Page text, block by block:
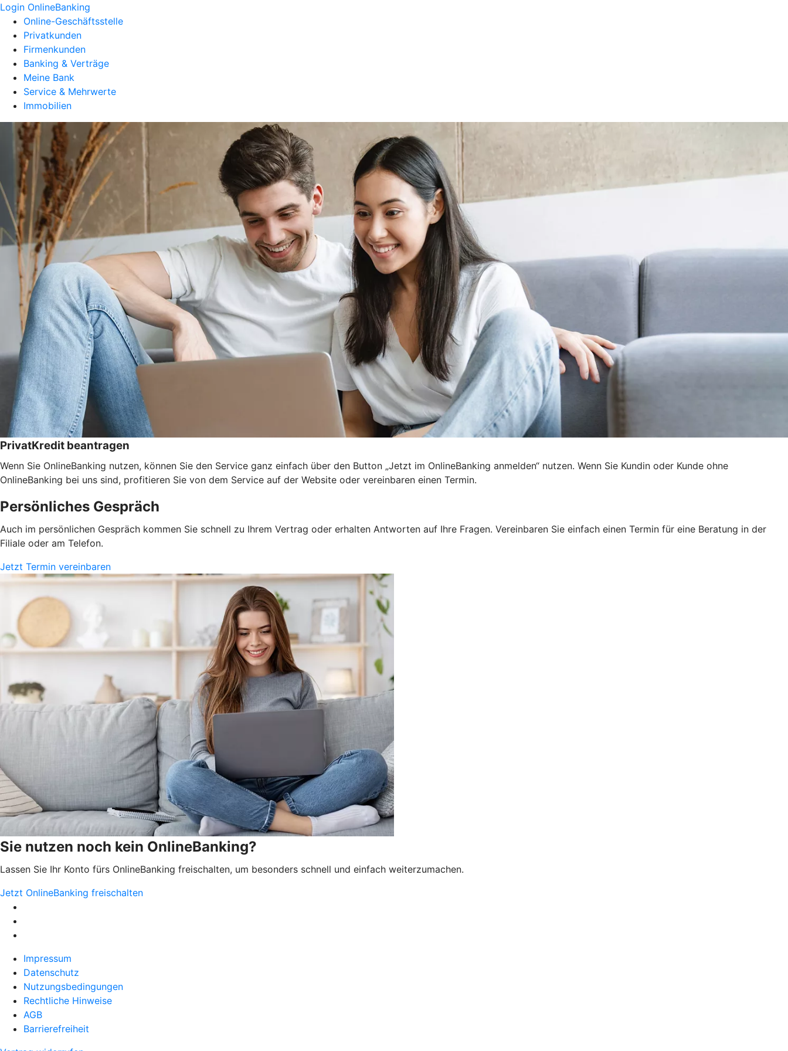
Login OnlineBanking
Online-Geschäftsstelle
Privatkunden
Firmenkunden
Banking & Verträge
Meine Bank
Service & Mehrwerte
Immobilien
PrivatKredit beantragen
Wenn Sie OnlineBanking nutzen, können Sie den Service ganz einfach über den Button „Jetzt im OnlineBanking anmelden“ nutzen. Wenn Sie Kundin oder Kunde ohne
OnlineBanking bei uns sind, profitieren Sie von dem Service auf der Website oder vereinbaren einen Termin.
Persönliches Gespräch
Auch im persönlichen Gespräch kommen Sie schnell zu Ihrem Vertrag oder erhalten Antworten auf Ihre Fragen. Vereinbaren Sie einfach einen Termin für eine Beratung in der
Filiale oder am Telefon.
Jetzt Termin vereinbaren
Sie nutzen noch kein OnlineBanking?
Lassen Sie Ihr Konto fürs OnlineBanking freischalten, um besonders schnell und einfach weiterzumachen.
Jetzt OnlineBanking freischalten
Impressum
Datenschutz
Nutzungsbedingungen
Rechtliche Hinweise
AGB
Barrierefreiheit